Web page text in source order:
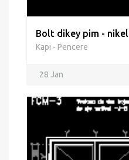
Bolt dikey pim - nikel
Kapı - Pencere
28 Jan